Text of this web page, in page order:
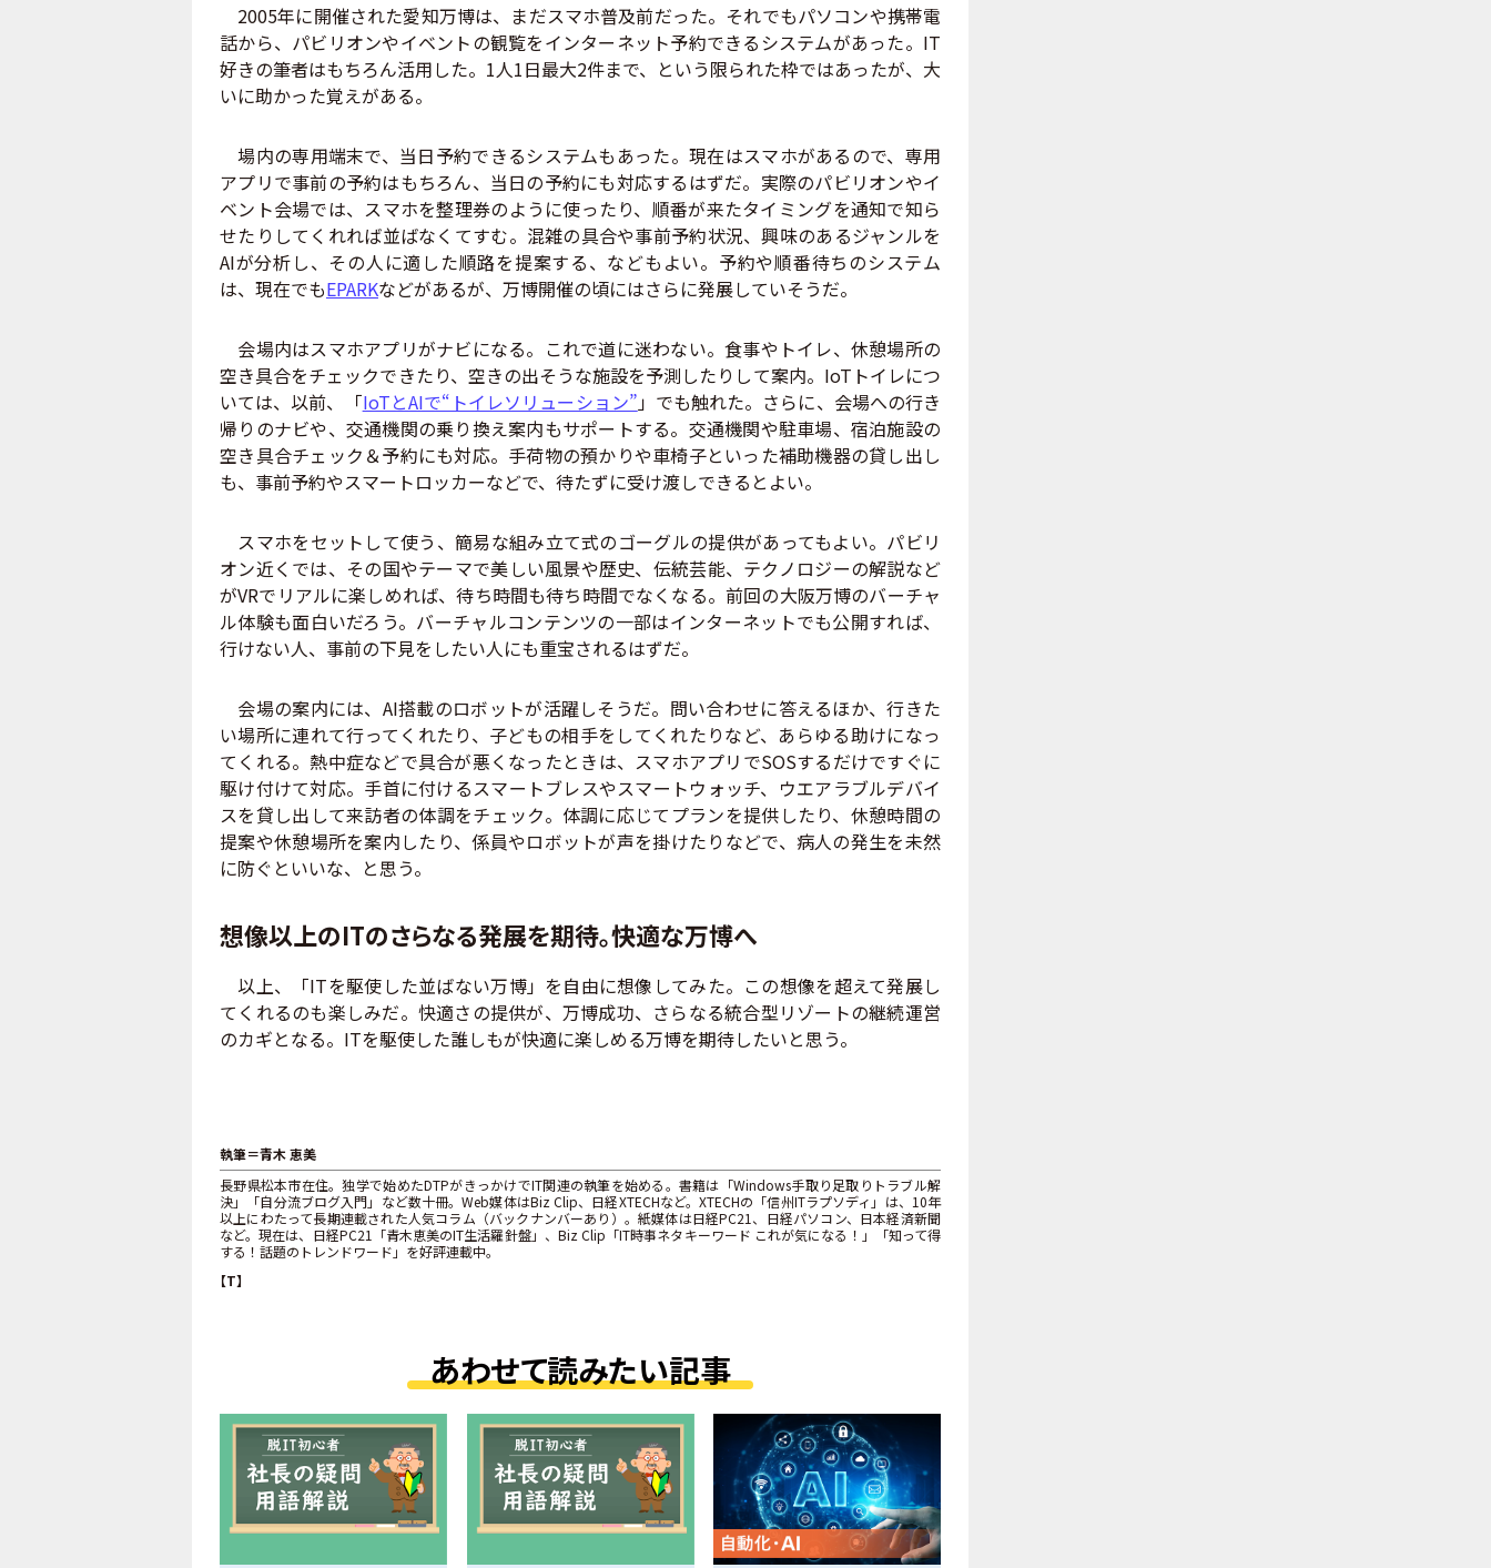
2005年に開催された愛知万博は、まだスマホ普及前だった。それでもパソコンや携帯電
話から、パビリオンやイベントの観覧をインターネット予約できるシステムがあった。IT
好きの筆者はもちろん活用した。1人1日最大2件まで、という限られた枠ではあったが、大
いに助かった覚えがある。
場内の専用端末で、当日予約できるシステムもあった。現在はスマホがあるので、専用
アプリで事前の予約はもちろん、当日の予約にも対応するはずだ。実際のパビリオンやイ
ベント会場では、スマホを整理券のように使ったり、順番が来たタイミングを通知で知ら
せたりしてくれれば並ばなくてすむ。混雑の具合や事前予約状況、興味のあるジャンルを
AIが分析し、その人に適した順路を提案する、などもよい。予約や順番待ちのシステム
は、現在でもEPARKなどがあるが、万博開催の頃にはさらに発展していそうだ。
会場内はスマホアプリがナビになる。これで道に迷わない。食事やトイレ、休憩場所の
空き具合をチェックできたり、空きの出そうな施設を予測したりして案内。IoTトイレにつ
いては、以前、「IoTとAIで“トイレソリューション” 」でも触れた。さらに、会場への行き
帰りのナビや、交通機関の乗り換え案内もサポートする。交通機関や駐車場、宿泊施設の
空き具合チェック＆予約にも対応。手荷物の預かりや車椅子といった補助機器の貸し出し
も、事前予約やスマートロッカーなどで、待たずに受け渡しできるとよい。
スマホをセットして使う、簡易な組み立て式のゴーグルの提供があってもよい。パビリ
オン近くでは、その国やテーマで美しい風景や歴史、伝統芸能、テクノロジーの解説など
がVRでリアルに楽しめれば、待ち時間も待ち時間でなくなる。前回の大阪万博のバーチャ
ル体験も面白いだろう。バーチャルコンテンツの一部はインターネットでも公開すれば、
行けない人、事前の下見をしたい人にも重宝されるはずだ。
会場の案内には、AI搭載のロボットが活躍しそうだ。問い合わせに答えるほか、行きた
い場所に連れて行ってくれたり、子どもの相手をしてくれたりなど、あらゆる助けになっ
てくれる。熱中症などで具合が悪くなったときは、スマホアプリでSOSするだけですぐに
駆け付けて対応。手首に付けるスマートブレスやスマートウォッチ、ウエアラブルデバイ
スを貸し出して来訪者の体調をチェック。体調に応じてプランを提供したり、休憩時間の
提案や休憩場所を案内したり、係員やロボットが声を掛けたりなどで、病人の発生を未然
に防ぐといいな、と思う。
想像以上のITのさらなる発展を期待。快適な万博へ
以上、「ITを駆使した並ばない万博」を自由に想像してみた。この想像を超えて発展し
てくれるのも楽しみだ。快適さの提供が、万博成功、さらなる統合型リゾートの継続運営
のカギとなる。ITを駆使した誰しもが快適に楽しめる万博を期待したいと思う。
執筆＝青木 恵美
長野県松本市在住。独学で始めたDTPがきっかけでIT関連の執筆を始める。書籍は「Windows手取り足取りトラブル解
決」「自分流ブログ入門」など数十冊。Web媒体はBiz Clip、日経XTECHなど。XTECHの「信州ITラプソディ」は、10年
以上にわたって長期連載された人気コラム（バックナンバーあり）。紙媒体は日経PC21、日経パソコン、日本経済新聞
など。現在は、日経PC21「青木恵美のIT生活羅針盤」、Biz Clip「IT時事ネタキーワード これが気になる！」「知って得
する！話題のトレンドワード」を好評連載中。
【T】
あわせて読みたい記事